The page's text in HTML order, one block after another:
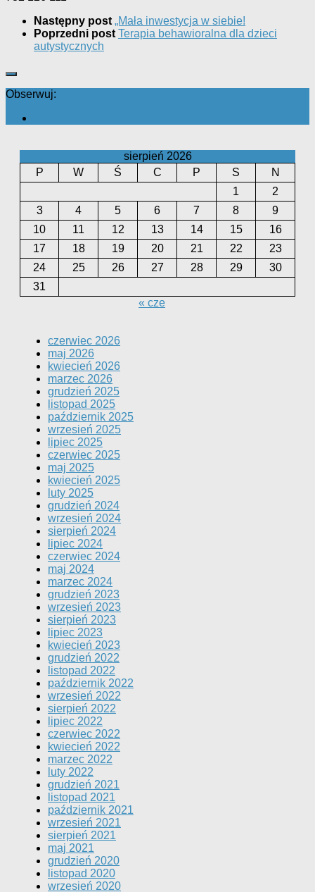
Następny post „Mała inwestycja w siebie!
Poprzedni post Terapia behawioralna dla dzieci
autystycznych
Obserwuj:
sierpień 2026
P
W Ś C P S
N
1
2
3
4 5 6 7 8
9
10
11 12 13 14 15
16
17
18 19 20 21 22
23
24
25 26 27 28 29
30
31
« cze
czerwiec 2026
maj 2026
kwiecień 2026
marzec 2026
grudzień 2025
listopad 2025
październik 2025
wrzesień 2025
lipiec 2025
czerwiec 2025
maj 2025
kwiecień 2025
luty 2025
grudzień 2024
wrzesień 2024
sierpień 2024
lipiec 2024
czerwiec 2024
maj 2024
marzec 2024
grudzień 2023
wrzesień 2023
sierpień 2023
lipiec 2023
kwiecień 2023
grudzień 2022
listopad 2022
październik 2022
wrzesień 2022
sierpień 2022
lipiec 2022
czerwiec 2022
kwiecień 2022
marzec 2022
luty 2022
grudzień 2021
listopad 2021
październik 2021
wrzesień 2021
sierpień 2021
maj 2021
grudzień 2020
listopad 2020
wrzesień 2020